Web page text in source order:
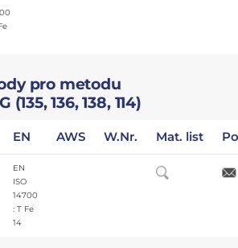
pro metodu
136, 138, 114)
EN AWS W.Nr. Mat. list
EN
ISO
14700
: T Fe
14